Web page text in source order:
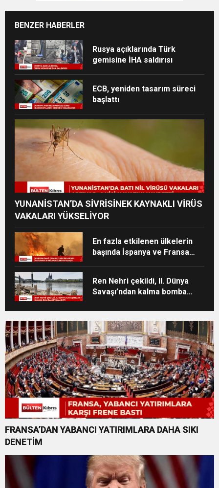
BENZER HABERLER
Rusya açıklarında Türk
gemisine İHA saldırısı
ECB, yeniden tasarım süreci
başlattı
YUNANİSTAN’DA SİVRİSİNEK KAYNAKLI VİRÜS
VAKALARI YÜKSELİYOR
En fazla etkilenen ülkelerin
başında İspanya ve Fransa
Ren Nehri çekildi, II. Dünya
Savaşı’ndan kalma bomba
FRANSA’DAN YABANCI YATIRIMLARA DAHA SIKI
DENETİM